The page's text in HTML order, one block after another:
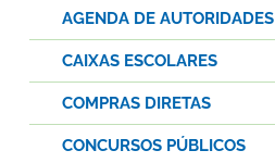
AGENDA DE AUTORIDADES
CAIXAS ESCOLARES
COMPRAS DIRETAS
CONCURSOS PÚBLICOS